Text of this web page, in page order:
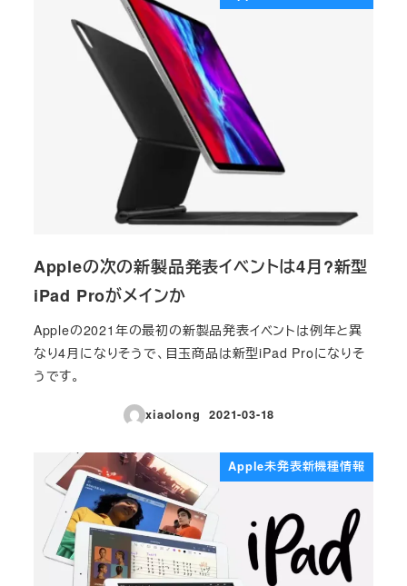
Appleの次の新製品発表イベントは4月?新型
iPad Proがメインか
Appleの2021年の最初の新製品発表イベントは例年と異
なり4月になりそうで、目玉商品は新型iPad Proになりそ
うです。
xiaolong
投稿日
2021-03-18
Apple未発表新機種情報